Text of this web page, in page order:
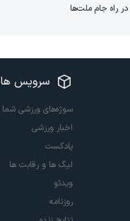
در راه جام ملت‌ها
سرویس ها
سوژه‌های ورزشی شما
اخبار ورزشی
پادکست
لیگ ها و رقابت ها
ویدئو
روزنامه